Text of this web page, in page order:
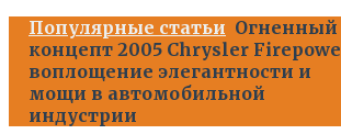
Популярные статьи Огненный
концепт 2005 Chrysler
воплощение элегантности и
мощи в автомобильной
индустрии